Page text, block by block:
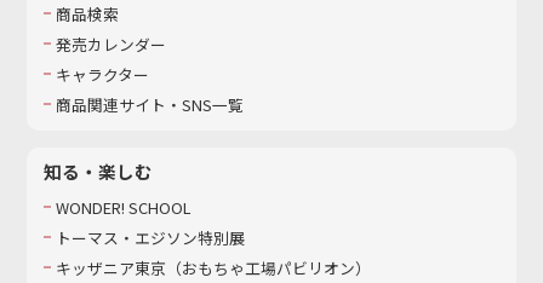
商品検索
発売カレンダー
キャラクター
商品関連サイト・SNS一覧
知る・楽しむ
WONDER! SCHOOL
トーマス・エジソン特別展
キッザニア東京（おもちゃ工場パビリオン）​